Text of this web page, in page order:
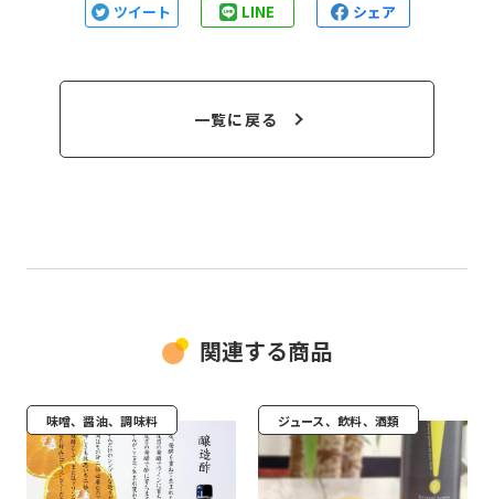
ツイート LINE シェア
一覧に戻る
関連する商品
味噌、醤油、調味料 ジュース、飲料、酒類